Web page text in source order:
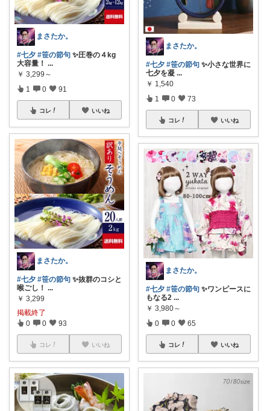
まさたか。
#七夕 #笹の節句 ✨圧巻の４kg
大容量！ ...
￥ 3,299～
1 0 91
コレ いいね
まさたか。
#七夕 #笹の節句 ✨抜群のコシと
喉ごし！ ...
￥ 3,299
掲載終了
0 0 93
コレ いいね
まさたか。
#七夕 #笹の節句 ✨小さな世界に
七夕を凝 ...
￥ 1,540
1 0 73
コレ いいね
まさたか。
#七夕 #笹の節句 ✨ワンピースに
もなる2 ...
￥ 3,980～
0 0 65
コレ いいね